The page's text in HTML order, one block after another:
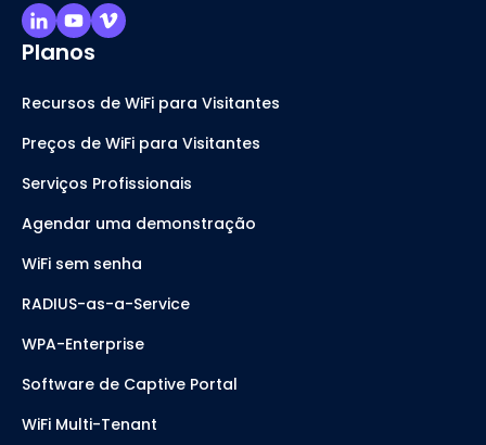
Planos
Recursos de WiFi para Visitantes
Preços de WiFi para Visitantes
Serviços Profissionais
Agendar uma demonstração
WiFi sem senha
RADIUS-as-a-Service
WPA-Enterprise
Software de Captive Portal
WiFi Multi-Tenant